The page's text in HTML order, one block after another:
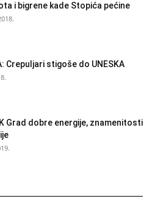
i bigrene kade Stopića pećine
Crepuljari stigoše do UNESKA
Grad dobre energije, znamenitosti